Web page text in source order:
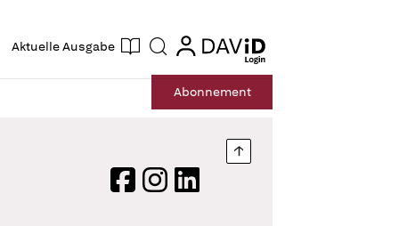
Aktuelle Ausgabe Suche login
login
Abonnement
Nach oben springen
FacebookInstagram
LinkedIn